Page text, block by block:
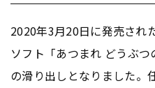
2020年3月20日に発売さ
ソフト「あつまれ どうぶ
の滑り出しとなりました。